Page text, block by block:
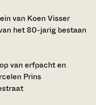
van Koen Visser
het 80-jarig bestaan
van erfpacht en
Prins